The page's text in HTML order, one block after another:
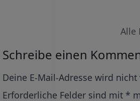
Alle
Schreibe einen
Deine E-Mail-Adresse wird
Erforderliche Felder sind mit *